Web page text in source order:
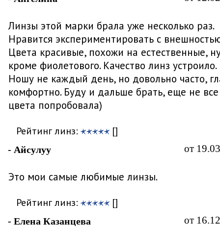
Линзы этой марки брала уже несколько раз.
Нравится экспериментировать с
Цвета красивые, похожи на естественные,
кроме фиолетового. Качество линз устроило.
Ношу не каждый день, но довольно часто,
комфортно. Буду и дальше брать, еще не все
цвета попробовала)
Рейтинг линз: []
- Айсулуу от
Это мои самые любимые линзы.
Рейтинг линз: []
- Елена Казанцева от